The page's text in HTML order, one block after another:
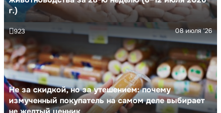
г.)
Не за скидкой, но за утешением: почему
измученный покупатель на самом деле выбирает
08 июля '26
923